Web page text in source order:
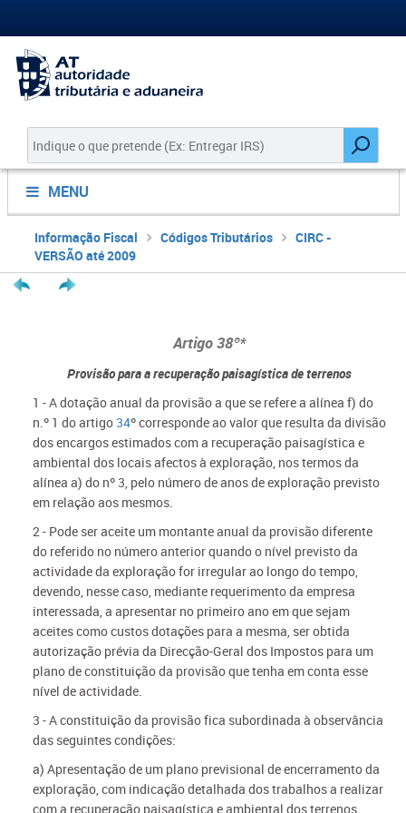
MENU
Informação Fiscal Códigos Tributários
CIRC -
VERSÃO até 2009
Artigo 38º*
Provisão para a recuperação paisagística de terrenos
1 - A dotação anual da provisão a que se refere a alínea f) do
n.º 1 do artigo 34º corresponde ao valor que resulta da divisão
dos encargos estimados com a recuperação paisagística e
ambiental dos locais afectos à exploração, nos termos da
alínea a) do nº 3, pelo número de anos de exploração previsto
em relação aos mesmos.
2 - Pode ser aceite um montante anual da provisão diferente
do referido no número anterior quando o nível previsto da
actividade da exploração for irregular ao longo do tempo,
devendo, nesse caso, mediante requerimento da empresa
interessada, a apresentar no primeiro ano em que sejam
aceites como custos dotações para a mesma, ser obtida
autorização prévia da Direcção-Geral dos Impostos para um
plano de constituição da provisão que tenha em conta esse
nível de actividade.
3 - A constituição da provisão fica subordinada à observância
das seguintes condições:
a) Apresentação de um plano previsional de encerramento da
exploração, com indicação detalhada dos trabalhos a realizar
com a recuperação paisagística e ambiental dos terrenos